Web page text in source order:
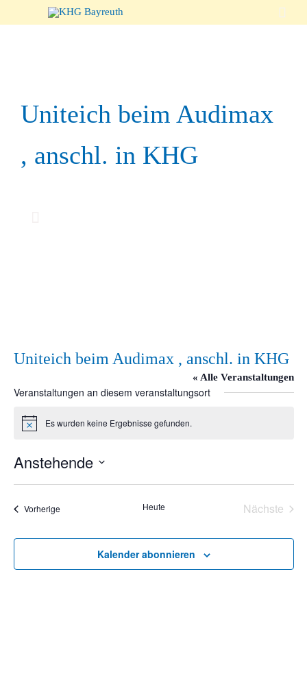

Uniteich beim Audimax
, anschl. in KHG
Uniteich beim Audimax , anschl. in KHG
« Alle Veranstaltungen
Veranstaltungen an diesem veranstaltungsort
HinweisEs wurden keine Ergebnisse gefunden.
Anstehende
VorherigeVeranstaltungen Heute
Nächste
Kalender abonnieren